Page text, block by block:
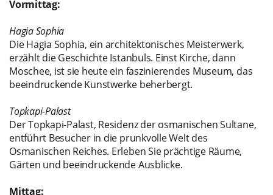
Vormittag:
Hagia Sophia
Die Hagia Sophia, ein architektonisches Meisterwerk,
erzählt die Geschichte Istanbuls. Einst Kirche, dann
Moschee, ist sie heute ein faszinierendes Museum, das
beeindruckende Kunstwerke beherbergt.
Topkapi-Palast
Der Topkapi-Palast, Residenz der osmanischen Sultane,
entführt Besucher in die prunkvolle Welt des
Osmanischen Reiches. Erleben Sie prächtige Räume,
Gärten und beeindruckende Ausblicke.
Mittag: